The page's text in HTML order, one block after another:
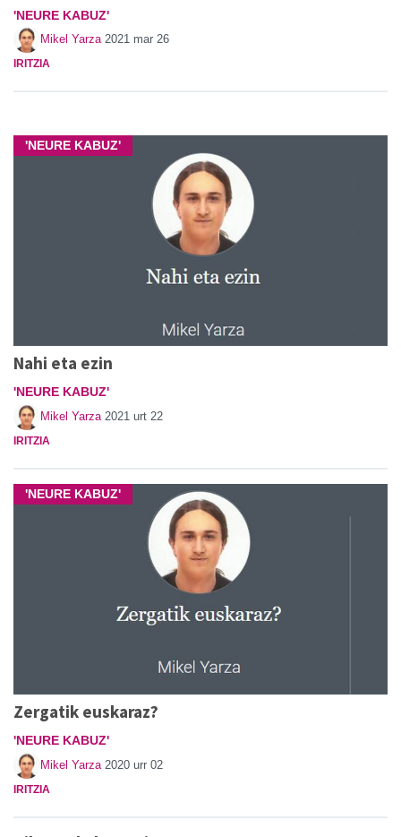
'NEURE KABUZ'
Mikel Yarza 2021 mar 26
IRITZIA
'NEURE KABUZ'
Nahi eta ezin
'NEURE KABUZ'
Mikel Yarza 2021 urt 22
IRITZIA
'NEURE KABUZ'
Zergatik euskaraz?
'NEURE KABUZ'
Mikel Yarza 2020 urr 02
IRITZIA